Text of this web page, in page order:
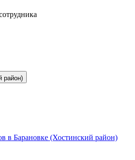
район)
в Барановке (Хостинский район)